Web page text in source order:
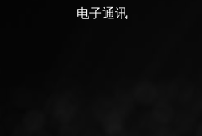
电子通讯